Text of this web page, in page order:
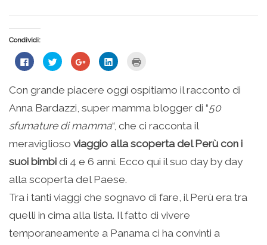
Condividi:
Fai
clic
su
Facebook
(Si
apre
una
nuova
finestra)
Fai
clic
condividere
su
Twitter
(Si
in
una
finestra)
Fai
clic
condividere
su
(Si
apre
in
una
nuova
finestra)
Fai
clic
condividere
su
(Si
in
una
nuova
finestra)
stampare
(Si
apre
in
nuova
finestra)
Con grande piacere oggi ospitiamo il racconto di
Anna Bardazzi, super mamma blogger di “50
sfumature di mamma“, che ci racconta il
meraviglioso viaggio alla scoperta del Perù con i
suoi bimbi di 4 e 6 anni. Ecco qui il suo day by day
alla scoperta del Paese.
Tra i tanti viaggi che sognavo di fare, il Perù era tra
quelli in cima alla lista. Il fatto di vivere
temporaneamente a Panama ci ha convinti a